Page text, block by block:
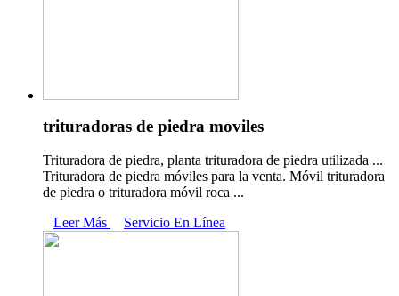
trituradoras de piedra moviles
Trituradora de piedra, planta trituradora de piedra utilizada ...
Trituradora de piedra móviles para la venta. Móvil trituradora
de piedra o trituradora móvil roca ...
Leer Más
Servicio En Línea